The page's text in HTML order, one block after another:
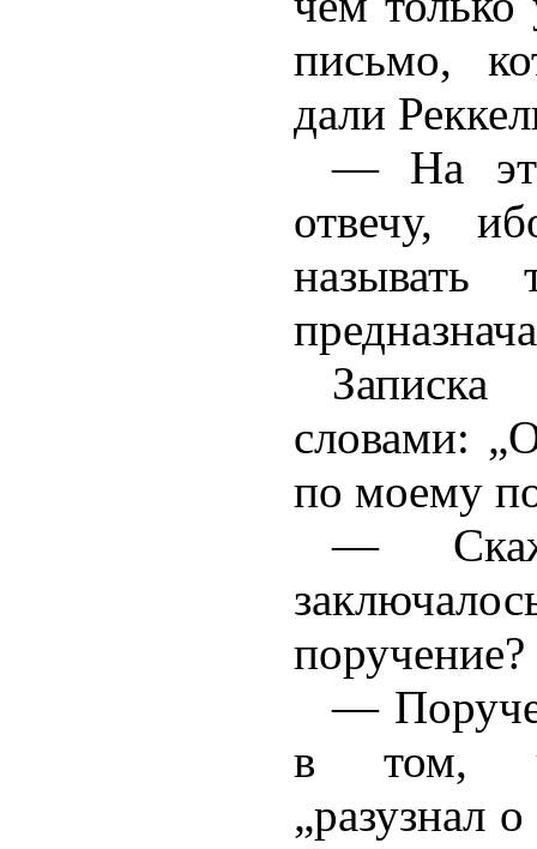
письмо,
дали
— На
отвечу,
Записка
словами:
по моему
—
поручение?
—
в том,
„разузнал